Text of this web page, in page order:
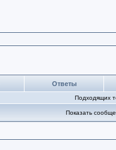
Ответы
Подходящих
Показать